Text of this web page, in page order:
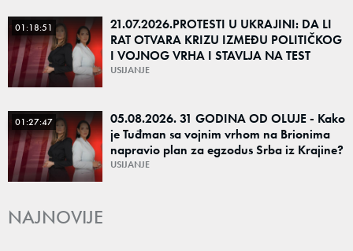
01:18:51
21.07.2026.PROTESTI U UKRAJINI: DA LI
RAT OTVARA KRIZU IZMEĐU POLITIČKOG
I VOJNOG VRHA I STAVLJA NA TEST
DEMOKRATSKE INSTITUCIJE?
USIJANJE
01:27:47
05.08.2026. 31 GODINA OD OLUJE - Kako
je Tuđman sa vojnim vrhom na Brionima
napravio plan za egzodus Srba iz Krajine?
USIJANJE
NAJNOVIJE